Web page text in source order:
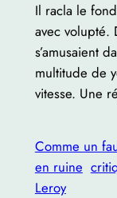
Il racla le
avec volupté.
s’amusaient
multitude de
vitesse. Une
Comme un
en ruine
Leroy